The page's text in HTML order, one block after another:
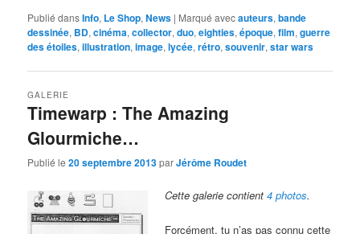
Publié dansInfo, Le Shop,News | Marqué avecauteurs,bande
dessinée, BD,cinéma,collector,duo,eighties,époque,film,guerre
des étoiles,illustration,image,lycée,rétro,souvenir,star wars
Timewarp : The Amazing
Glourmiche…
GALERIE
Publié le20 septembre 2013parJérôme Roudet
Cette galerie contient4 photos.
Forcément, tu n’as pas connu cette